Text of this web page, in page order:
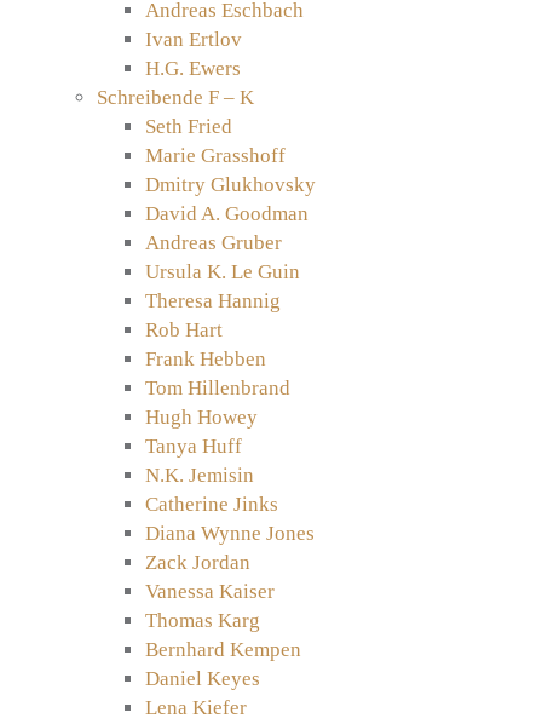
Andreas Eschbach
Ivan Ertlov
H.G. Ewers
Schreibende F – K
Seth Fried
Marie Grasshoff
Dmitry Glukhovsky
David A. Goodman
Andreas Gruber
Ursula K. Le Guin
Theresa Hannig
Rob Hart
Frank Hebben
Tom Hillenbrand
Hugh Howey
Tanya Huff
N.K. Jemisin
Catherine Jinks
Diana Wynne Jones
Zack Jordan
Vanessa Kaiser
Thomas Karg
Bernhard Kempen
Daniel Keyes
Lena Kiefer